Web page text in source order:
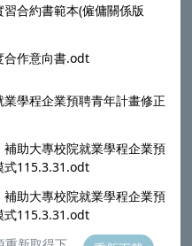
合約書範本(僱傭關係版
合作意向書.odt
學程企業預聘青年計畫修正
助大專校院就業學程企業預
式115.3.31.odt
助大專校院就業學程企業預
式115.3.31.odt